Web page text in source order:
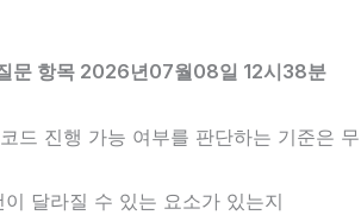
문 항목 2026년07월08일 12시38분
드 진행 가능 여부를 판단하는 기준은 무
이 달라질 수 있는 요소가 있는지